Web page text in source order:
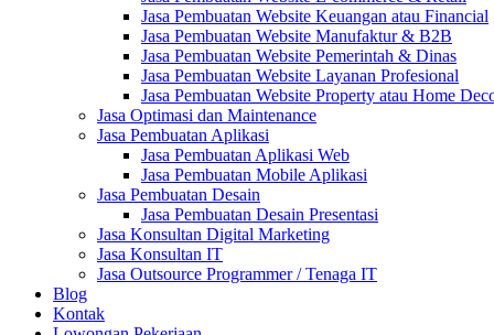
Jasa Pembuatan Website Keuangan atau Financial
Jasa Pembuatan Website Manufaktur & B2B
Jasa Pembuatan Website Pemerintah & Dinas
Jasa Pembuatan Website Layanan Profesional
Jasa Pembuatan Website Property atau Home
Jasa Optimasi dan Maintenance
Jasa Pembuatan Aplikasi
Jasa Pembuatan Aplikasi Web
Jasa Pembuatan Mobile Aplikasi
Jasa Pembuatan Desain
Jasa Pembuatan Desain Presentasi
Jasa Konsultan Digital Marketing
Jasa Konsultan IT
Jasa Outsource Programmer / Tenaga IT
Blog
Kontak